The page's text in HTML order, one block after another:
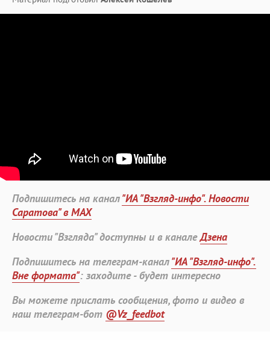
Подпишитесь на канал"ИА "Взгляд-инфо". Новости
Саратова" в MAX
Новости "Взгляда" доступны и в каналеДзена
Подпишитесь на телеграм-канал"ИА "Взгляд-инфо".
Вне формата": заходите - будет интересно
Вы можете прислать сообщения, фото и видео в
наш телеграм-бот @Vz_feedbot